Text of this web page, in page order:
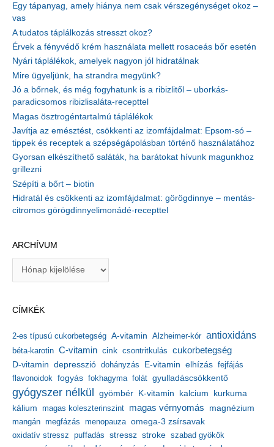
Egy tápanyag, amely hiánya nem csak vérszegénységet okoz –
vas
A tudatos táplálkozás stresszt okoz?
Érvek a fényvédő krém használata mellett rosaceás bőr esetén
Nyári táplálékok, amelyek nagyon jól hidratálnak
Mire ügyeljünk, ha strandra megyünk?
Jó a bőrnek, és még fogyhatunk is a ribizlitől – uborkás-
paradicsomos ribizlisaláta-recepttel
Magas ösztrogéntartalmú táplálékok
Javítja az emésztést, csökkenti az izomfájdalmat: Epsom-só –
tippek és receptek a szépségápolásban történő használatához
Gyorsan elkészíthető saláták, ha barátokat hívunk magunkhoz
grillezni
Szépíti a bőrt – biotin
Hidratál és csökkenti az izomfájdalmat: görögdinnye – mentás-
citromos görögdinnyelimonádé-recepttel
ARCHÍVUM
í
u
m
CÍMKÉK
2-es típusú cukorbetegség A-vitamin Alzheimer-kór antioxidáns
béta-karotin C-vitamin cink csontritkulás cukorbetegség
D-vitamin depresszió dohányzás E-vitamin elhízás fejfájás
flavonoidok fogyás fokhagyma folát gyulladáscsökkentő
gyógyszer nélkül gyömbér K-vitamin kalcium kurkuma
kálium magas koleszterinszint magas vérnyomás magnézium
mangán megfázás menopauza omega-3 zsírsavak
oxidatív stressz puffadás stressz stroke szabad gyökök